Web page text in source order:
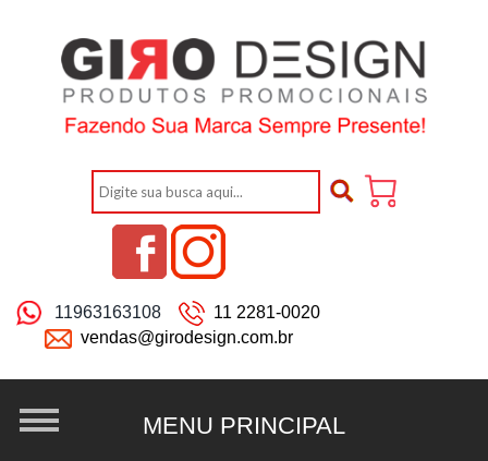
11963163108
11 2281-0020
vendas@girodesign.com.br